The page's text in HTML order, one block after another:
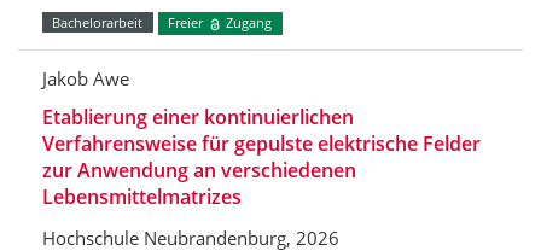
Bachelorarbeit Freier Zugang
Jakob Awe
Etablierung einer kontinuierlichen
Verfahrensweise für gepulste elektrische Felder
zur Anwendung an verschiedenen
Lebensmittelmatrizes
Hochschule Neubrandenburg, 2026